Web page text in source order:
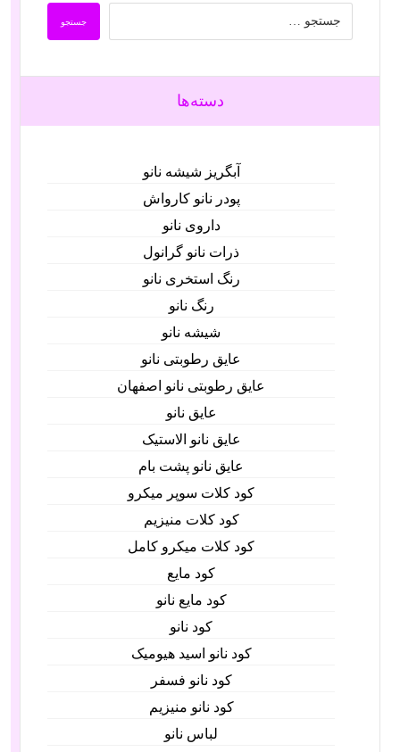
دسته‌ها
آبگریز شیشه نانو
پودر نانو کارواش
داروی نانو
ذرات نانو گرانول
رنگ استخری نانو
رنگ نانو
شیشه نانو
عایق رطوبتی نانو
عایق رطوبتی نانو اصفهان
عایق نانو
عایق نانو الاستیک
عایق نانو پشت بام
کود کلات سوپر میکرو
کود کلات منیزیم
کود کلات میکرو کامل
کود مایع
کود مایع نانو
کود نانو
کود نانو اسید هیومیک
کود نانو فسفر
کود نانو منیزیم
لباس نانو